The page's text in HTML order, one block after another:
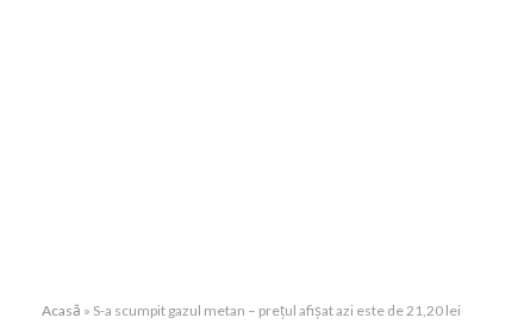
Acasă » S-a scumpit gazul metan – prețul afișat azi este de 21,20 lei